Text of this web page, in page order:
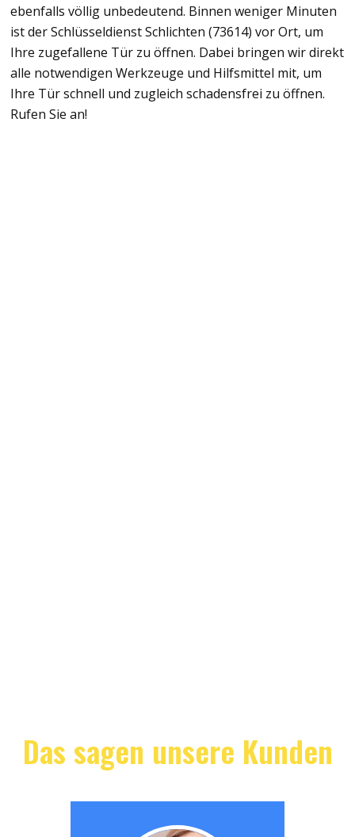
ebenfalls völlig unbedeutend. Binnen weniger Minuten
ist der Schlüsseldienst Schlichten (73614) vor Ort, um
Ihre zugefallene Tür zu öffnen. Dabei bringen wir direkt
alle notwendigen Werkzeuge und Hilfsmittel mit, um
Ihre Tür schnell und zugleich schadensfrei zu öffnen.
Rufen Sie an!
Das sagen unsere Kunden